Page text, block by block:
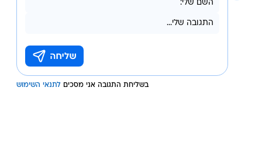
בשליחת התגובה אני מסכים לתנאי השימוש